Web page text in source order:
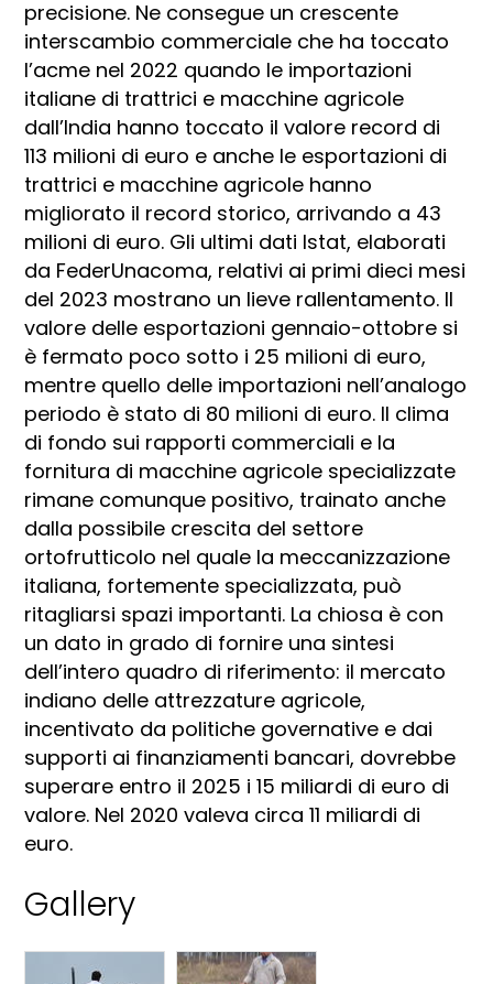
precisione. Ne consegue un crescente
interscambio commerciale che ha toccato
l’acme nel 2022 quando le importazioni
italiane di trattrici e macchine agricole
dall’India hanno toccato il valore record di
113 milioni di euro e anche le esportazioni di
trattrici e macchine agricole hanno
migliorato il record storico, arrivando a 43
milioni di euro. Gli ultimi dati Istat, elaborati
da FederUnacoma, relativi ai primi dieci mesi
del 2023 mostrano un lieve rallentamento. Il
valore delle esportazioni gennaio-ottobre si
è fermato poco sotto i 25 milioni di euro,
mentre quello delle importazioni nell’analogo
periodo è stato di 80 milioni di euro. Il clima
di fondo sui rapporti commerciali e la
fornitura di macchine agricole specializzate
rimane comunque positivo, trainato anche
dalla possibile crescita del settore
ortofrutticolo nel quale la meccanizzazione
italiana, fortemente specializzata, può
ritagliarsi spazi importanti. La chiosa è con
un dato in grado di fornire una sintesi
dell’intero quadro di riferimento: il mercato
indiano delle attrezzature agricole,
incentivato da politiche governative e dai
supporti ai finanziamenti bancari, dovrebbe
superare entro il 2025 i 15 miliardi di euro di
valore. Nel 2020 valeva circa 11 miliardi di
euro.
Gallery